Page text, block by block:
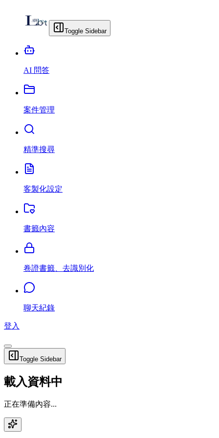
Toggle Sidebar
AI 問答
案件管理
精準搜尋
客製化設定
書籤內容
卷證書籤、去識別化
聊天紀錄
登入
Toggle Sidebar
載入資料中
正在準備內容...